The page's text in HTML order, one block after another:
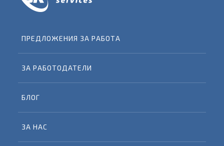
ПРЕДЛОЖЕНИЯ ЗА РАБОТА
ЗА РАБОТОДАТЕЛИ
БЛОГ
ЗА НАС